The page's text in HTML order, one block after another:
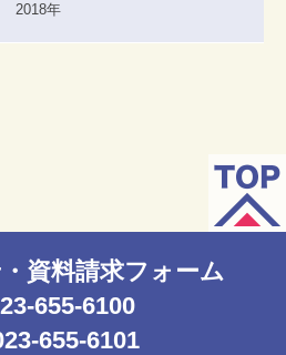
2018年
資料請求フォーム
655-6100
655-6101